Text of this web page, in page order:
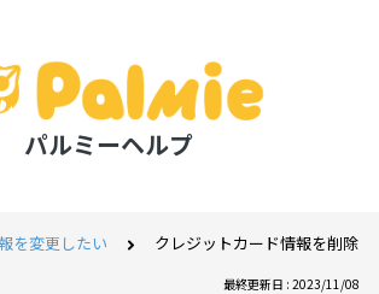
パルミーヘルプ
を変更したい クレジットカード情報を削除し
最終更新日 : 2023/11/08